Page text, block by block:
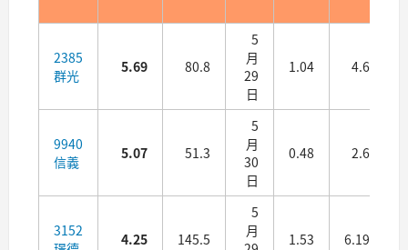
2385
群光
5.69 80.8
5
月
29
日
1.04 4.6
9940
信義
5.07 51.3
5
月
30
日
0.48 2.6
3152
4.25 145.5
5
月
1.53 6.19